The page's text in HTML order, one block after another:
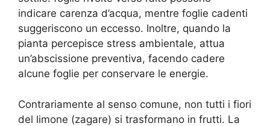
indicare carenza d’acqua, mentre foglie cadenti
suggeriscono un eccesso. Inoltre, quando la
pianta percepisce stress ambientale, attua
un’abscissione preventiva, facendo cadere
alcune foglie per conservare le energie.
Contrariamente al senso comune, non tutti i fiori
del limone (zagare) si trasformano in frutti. La